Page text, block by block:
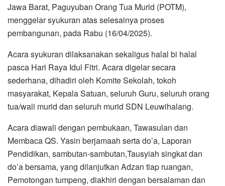
Jawa Barat, Paguyuban Orang Tua Murid (POTM),
menggelar syukuran atas selesainya proses
pembangunan, pada Rabu (16/04/2025).
Acara syukuran dilaksanakan sekaligus halal bi halal
pasca Hari Raya Idul Fitri. Acara digelar secara
sederhana, dihadiri oleh Komite Sekolah, tokoh
masyarakat, Kepala Satuan, seluruh Guru, seluruh orang
tua/wali murid dan seluruh murid SDN Leuwihalang.
Acara diawali dengan pembukaan, Tawasulan dan
Membaca QS. Yasin berjamaah serta do’a, Laporan
Pendidikan, sambutan-sambutan,Tausyiah singkat dan
do’a bersama, yang dilanjutkan Adzan tiap ruangan,
Pemotongan tumpeng, diakhiri dengan bersalaman dan